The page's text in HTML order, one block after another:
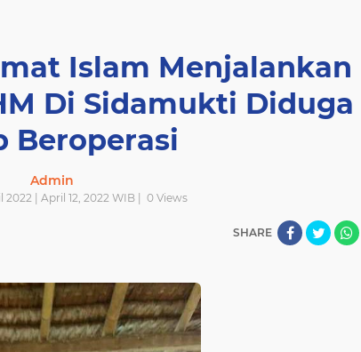
Islam Menjalankan
Di Sidamukti Diduga
Beroperasi
Admin
2022 | April 12, 2022 WIB | 0Views
SHARE